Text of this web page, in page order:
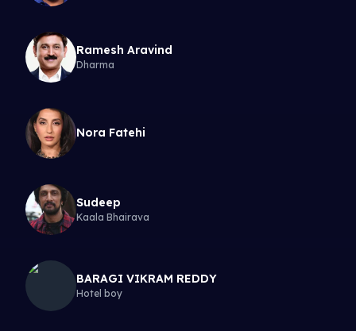
Ramesh Aravind
Dharma
Nora Fatehi
Sudeep
Kaala Bhairava
BARAGI VIKRAM REDDY
Hotel boy